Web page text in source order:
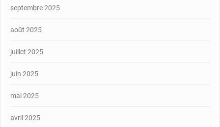
septembre 2025
août 2025
juillet 2025
juin 2025
mai 2025
avril 2025